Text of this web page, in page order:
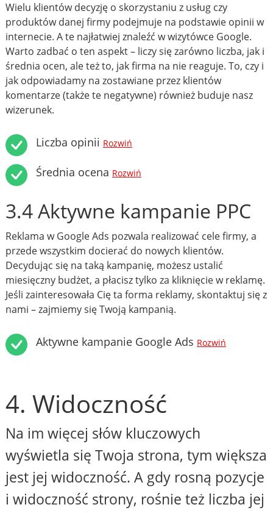
Wielu klientów decyzję o skorzystaniu z usług czy
produktów danej firmy podejmuje na podstawie opinii w
internecie. A te najłatwiej znaleźć w wizytówce Google.
Warto zadbać o ten aspekt – liczy się zarówno liczba, jak i
średnia ocen, ale też to, jak firma na nie reaguje. To, czy i
jak odpowiadamy na zostawiane przez klientów
komentarze (także te negatywne) również buduje nasz
wizerunek.
Liczba opinii Rozwiń
Średnia ocena Rozwiń
3.4 Aktywne kampanie PPC
Reklama w Google Ads pozwala realizować cele firmy, a
przede wszystkim docierać do nowych klientów.
Decydując się na taką kampanię, możesz ustalić
miesięczny budżet, a płacisz tylko za kliknięcie w reklamę.
Jeśli zainteresowała Cię ta forma reklamy, skontaktuj się z
nami – zajmiemy się Twoją kampanią.
Aktywne kampanie Google Ads Rozwiń
4. Widoczność
Na im więcej słów kluczowych
wyświetla się Twoja strona, tym większa
jest jej widoczność. A gdy rosną pozycje
i widoczność strony, rośnie też liczba jej